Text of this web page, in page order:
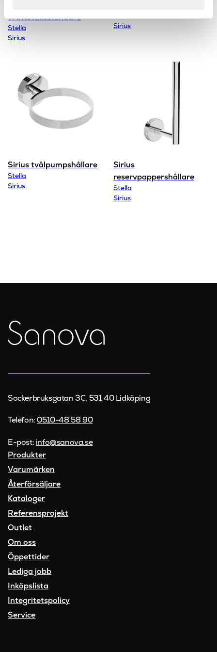
tvättställsblandare
Stella
Sirius
Sirius
Sirius tvålpumpshållare
Stella
Sirius
Sirius
reservpappershållare
Stella
Sirius
Sockerbruksgatan 3C, 531 40 Lidköping
Telefon: 0510-48 58 90
E-post: info@sanova.se
Produkter
Varumärken
Återförsäljare
Kataloger
Referensprojekt
Outlet
Om oss
Öppettider
Lediga jobb
Inköpslista
Integritetspolicy
Service